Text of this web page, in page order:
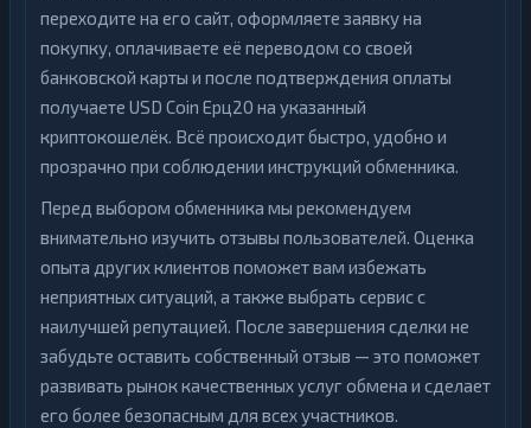
переходите на его сайт, оформляете заявку на
покупку, оплачиваете её переводом со своей
банковской карты и после подтверждения оплаты
получаете USD Coin Ерц20 на указанный
криптокошелёк. Всё происходит быстро, удобно и
прозрачно при соблюдении инструкций обменника.
Перед выбором обменника мы рекомендуем
внимательно изучить отзывы пользователей. Оценка
опыта других клиентов поможет вам избежать
неприятных ситуаций, а также выбрать сервис с
наилучшей репутацией. После завершения сделки не
забудьте оставить собственный отзыв — это поможет
развивать рынок качественных услуг обмена и сделает
его более безопасным для всех участников.